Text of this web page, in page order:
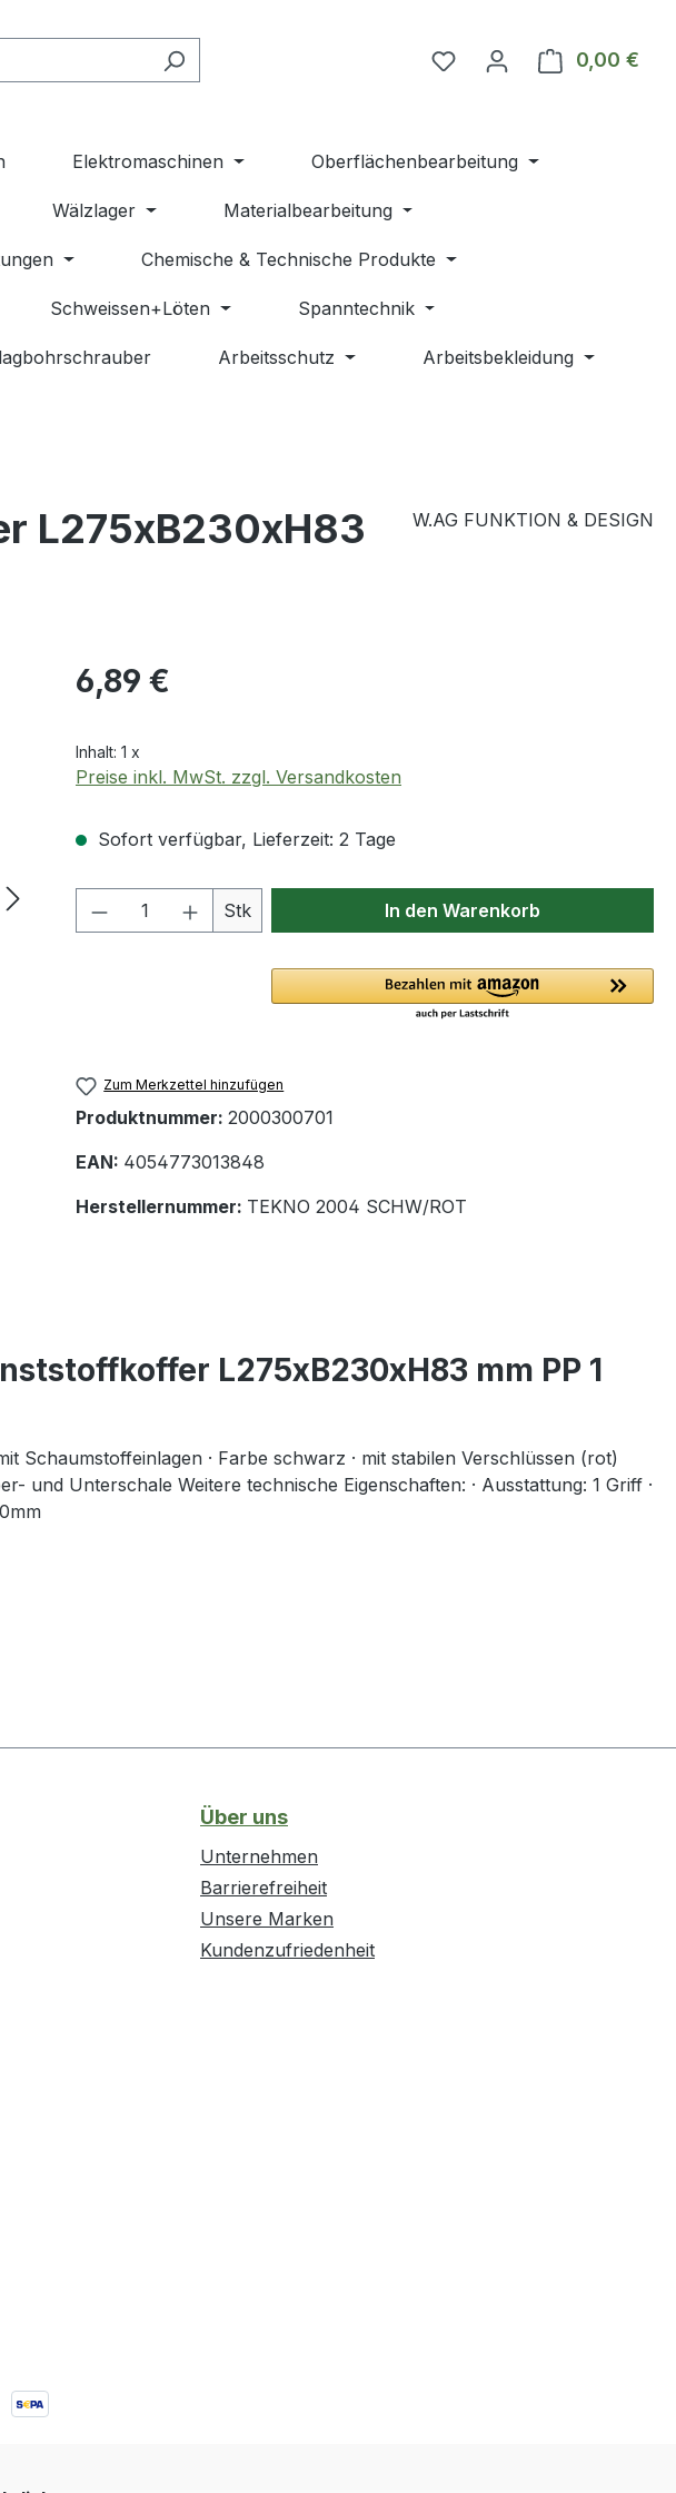
Du hast 0 Produkte auf
0,00 €
Elektromaschinen Oberflächenbearbeitung
Wälzlager Materialbearbeitung
Chemische & Technische Produkte
Schweissen+Löten Spanntechnik
Arbeitsschutz Arbeitsbekleidung
L275xB230xH83
W.AG FUNKTION & DESIGN
Regulärer Preis:
6,89 €
Inhalt: 1 x
Preise inkl. MwSt. zzgl. Versandkosten
Sofort verfügbar, Lieferzeit: 2 Tage
Produkt Anzahl: Gib den gewünschten Wert
Stk In den Warenkorb
Zum Merkzettel hinzufügen
Produktnummer: 2000300701
EAN: 4054773013848
Herstellernummer: TEKNO 2004 SCHW/ROT
L275xB230xH83 mm PP 1
Schaumstoffeinlagen · Farbe schwarz · mit stabilen Verschlüssen (rot)
und Unterschale Weitere technische Eigenschaften: · Ausstattung: 1 Griff ·
Über uns
Unternehmen
Barrierefreiheit
Unsere Marken
Kundenzufriedenheit